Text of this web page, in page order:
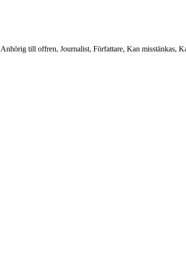
till offren, Journalist, Författare, Kan misstänkas,